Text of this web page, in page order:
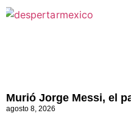
Murió Jorge Messi, el
agosto 8, 2026